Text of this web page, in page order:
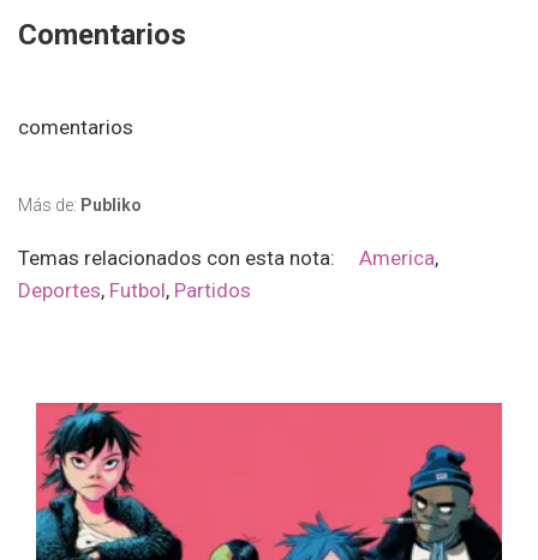
Comentarios
comentarios
Más de: Publiko
Temas relacionados con esta nota: America,
Deportes, Futbol, Partidos